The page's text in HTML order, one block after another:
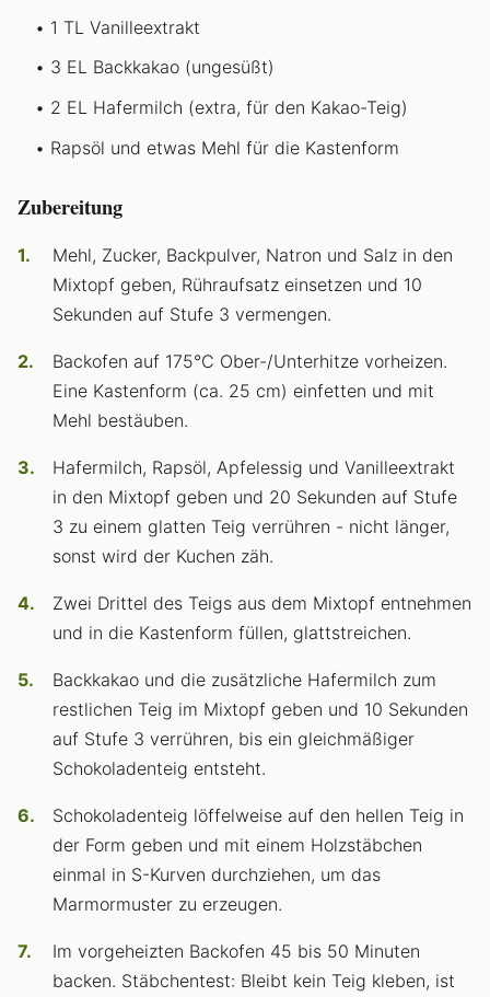
1 TL Vanilleextrakt
3 EL Backkakao (ungesüßt)
2 EL Hafermilch (extra, für den Kakao-Teig)
Rapsöl und etwas Mehl für die Kastenform
Zubereitung
Mehl, Zucker, Backpulver, Natron und Salz in den
Mixtopf geben, Rühraufsatz einsetzen und 10
Sekunden auf Stufe 3 vermengen.
Backofen auf 175°C Ober-/Unterhitze vorheizen.
Eine Kastenform (ca. 25 cm) einfetten und mit
Mehl bestäuben.
Hafermilch, Rapsöl, Apfelessig und Vanilleextrakt
in den Mixtopf geben und 20 Sekunden auf Stufe
3 zu einem glatten Teig verrühren - nicht länger,
sonst wird der Kuchen zäh.
Zwei Drittel des Teigs aus dem Mixtopf entnehmen
und in die Kastenform füllen, glattstreichen.
Backkakao und die zusätzliche Hafermilch zum
restlichen Teig im Mixtopf geben und 10 Sekunden
auf Stufe 3 verrühren, bis ein gleichmäßiger
Schokoladenteig entsteht.
Schokoladenteig löffelweise auf den hellen Teig in
der Form geben und mit einem Holzstäbchen
einmal in S-Kurven durchziehen, um das
Marmormuster zu erzeugen.
Im vorgeheizten Backofen 45 bis 50 Minuten
backen. Stäbchentest: Bleibt kein Teig kleben, ist